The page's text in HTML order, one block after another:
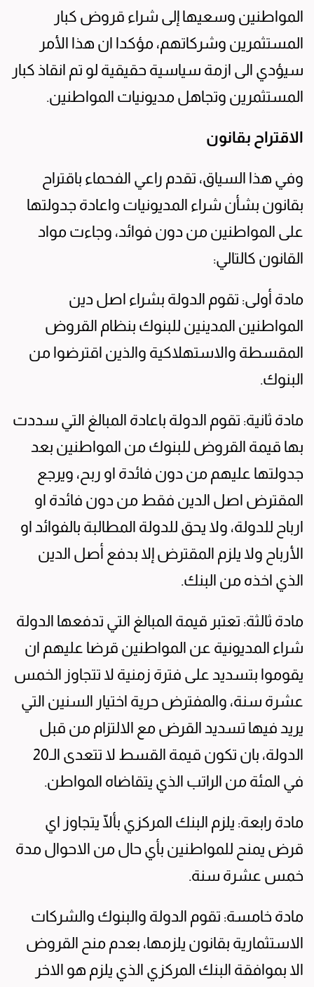
المواطنين وسعيها إلى شراء قروض كبار
المستثمرين وشركاتهم، مؤكدا ان هذا الأمر
سيؤدي الى ازمة سياسية حقيقية لو تم انقاذ كبار
المستثمرين وتجاهل مديونيات المواطنين.
الاقتراح بقانون
وفي هذا السياق، تقدم راعي الفحماء باقتراح
بقانون بشأن شراء المديونيات واعادة جدولتها
على المواطنين من دون فوائد، وجاءت مواد
القانون كالتالي:
مادة أولى: تقوم الدولة بشراء اصل دين
المواطنين المدينين للبنوك بنظام القروض
المقسطة والاستهلاكية والذين اقترضوا من
البنوك.
مادة ثانية: تقوم الدولة باعادة المبالغ التي سددت
بها قيمة القروض للبنوك من المواطنين بعد
جدولتها عليهم من دون فائدة او ربح، ويرجع
المقترض اصل الدين فقط من دون فائدة او
ارباح للدولة، ولا يحق للدولة المطالبة بالفوائد او
الأرباح ولا يلزم المقترض إلا بدفع أصل الدين
الذي اخذه من البنك.
مادة ثالثة: تعتبر قيمة المبالغ التي تدفعها الدولة
شراء المديونية عن المواطنين قرضا عليهم ان
يقوموا بتسديد على فترة زمنية لا تتجاوز الخمس
عشرة سنة، والمفترض حرية اختيار السنين التي
يريد فيها تسديد القرض مع الالتزام من قبل
الدولة، بان تكون قيمة القسط لا تتعدى الـ20
في المئة من الراتب الذي يتقاضاه المواطن.
مادة رابعة: يلزم البنك المركزي بألّا يتجاوز اي
قرض يمنح للمواطنين بأي حال من الاحوال مدة
خمس عشرة سنة.
مادة خامسة: تقوم الدولة والبنوك والشركات
الاستثمارية بقانون يلزمها، بعدم منح القروض
الا بموافقة البنك المركزي الذي يلزم هو الاخر